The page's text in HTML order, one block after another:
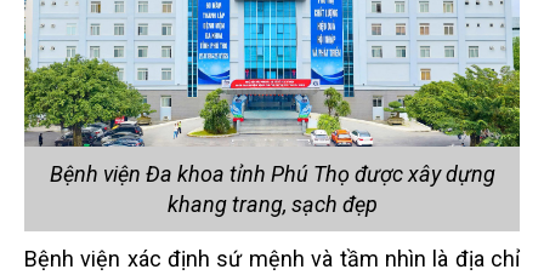
Bệnh viện Đa khoa tỉnh Phú Thọ được xây dựng
khang trang, sạch đẹp
Bệnh viện xác định sứ mệnh và tầm nhìn là địa chỉ